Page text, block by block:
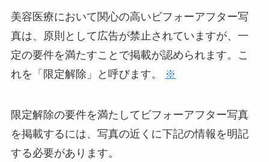
美容医療において関心の高いビフォーアフター写
真は、原則として広告が禁止されていますが、一
定の要件を満たすことで掲載が認められます。こ
れを「限定解除」と呼びます。
※
限定解除の要件を満たしてビフォーアフター写真
を掲載するには、写真の近くに下記の情報を明記
する必要があります。